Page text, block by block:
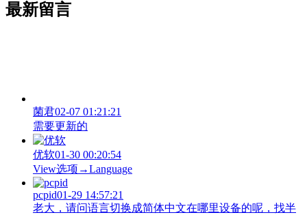
最新留言
菌君02-07 01:21:21
需要更新的
优软01-30 00:20:54
View‌选项→Language
pcpid01-29 14:57:21
老大，请问语言切换成简体中文在哪里设备的呢，找半